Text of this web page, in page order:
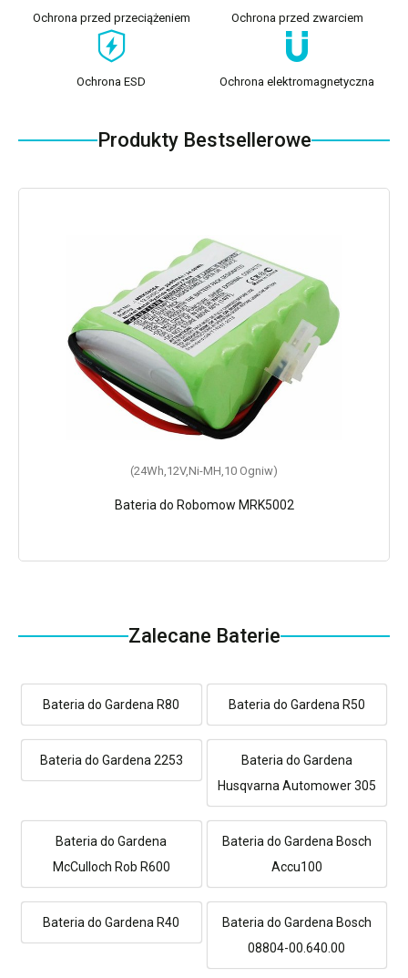
Ochrona przed przeciążeniem Ochrona przed zwarciem
Ochrona ESD Ochrona elektromagnetyczna
Produkty Bestsellerowe
(24Wh,12V,Ni-MH,10 Ogniw)
Bateria do Robomow MRK5002
Zalecane Baterie
Bateria do Gardena R80 Bateria do Gardena R50
Bateria do Gardena 2253
Bateria do Gardena
Husqvarna Automower 305
Bateria do Gardena
McCulloch Rob R600
Bateria do Gardena Bosch
Accu100
Bateria do Gardena R40
Bateria do Gardena Bosch
08804-00.640.00